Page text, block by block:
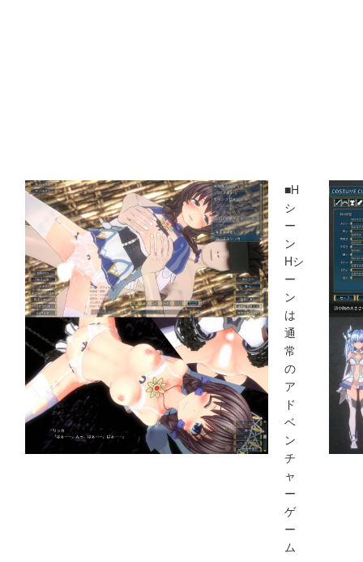
■H
シ
ー
ン
Hシ
ー
ン
は
通
常
の
ア
ド
ベ
ン
チ
ャ
ー
ゲ
ー
ム